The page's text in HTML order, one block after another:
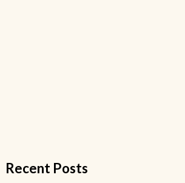
Recent Posts